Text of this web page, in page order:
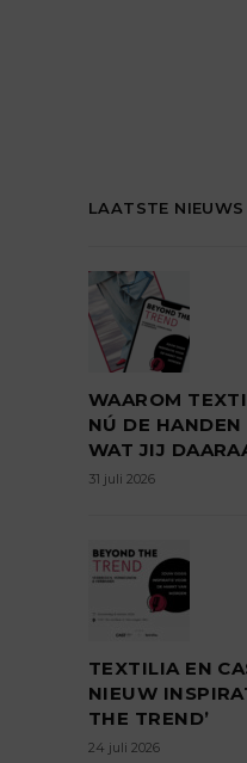
LAATSTE NIEUWS
WAAROM
NÚ DE
WAT JIJ
31 juli 2026
TEXTILIA EN
NIEUW
THE TREND’
24 juli 2026